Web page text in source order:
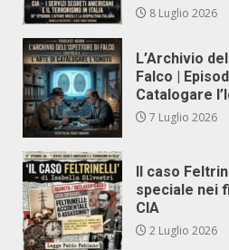
8 Luglio 2026
L’Archivio
Falco |
Catalogare
7 Luglio 2026
Il caso
speciale nei
CIA
2 Luglio 2026